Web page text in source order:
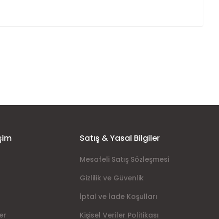
Satış & Yasal Bilgiler
Mesafeli Satış Sözleşmesi
Gizlilik ve Güvenlik
İptal ve İade Koşulları
Kişisel Veriler Politikası